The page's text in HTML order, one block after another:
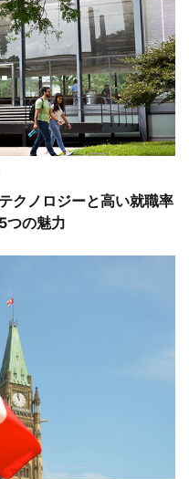
クノロジーと高い就職率
つの魅力